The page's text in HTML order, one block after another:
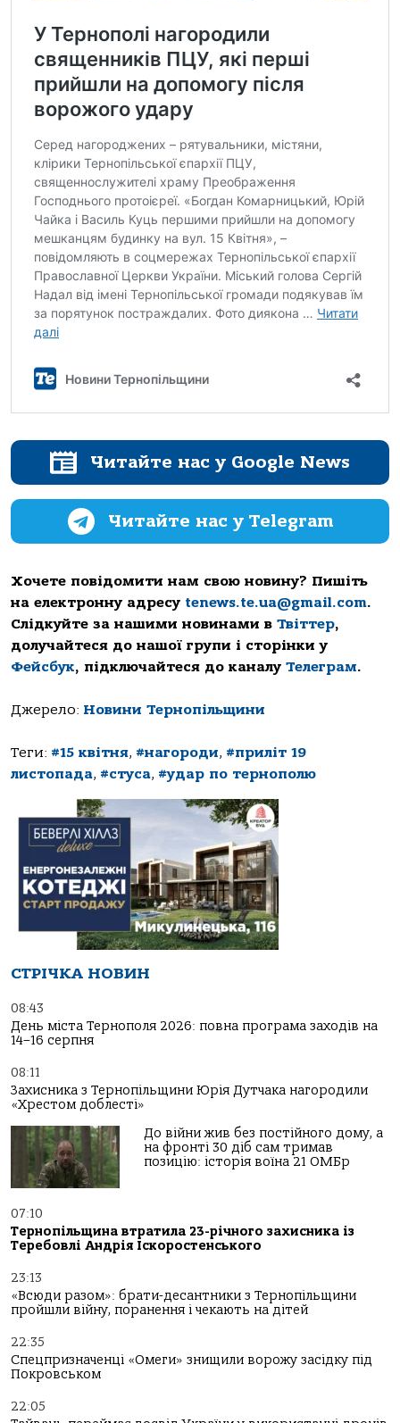
Читайте нас у Google News
Читайте нас у Telegram
Хочете повідомити нам свою новину? Пишіть
на електронну адресу tenews.te.ua@gmail.com.
Слідкуйте за нашими новинами в Твіттер,
долучайтеся до нашої групи і сторінки у
Фейсбук, підключайтеся до каналу Телеграм.
Джерело: Новини Тернопільщини
Теги: #15 квітня, #нагороди, #приліт 19
листопада, #стуса, #удар по тернополю
СТРІЧКА НОВИН
08:43
День міста Тернополя 2026: повна програма заходів на
14–16 серпня
08:11
Захисника з Тернопільщини Юрія Дутчака нагородили
«Хрестом доблесті»
До війни жив без постійного дому, а
на фронті 30 діб сам тримав
позицію: історія воїна 21 ОМБр
07:10
Тернопільщина втратила 23-річного захисника із
Теребовлі Андрія Іскоростенського
23:13
«Всюди разом»: брати-десантники з Тернопільщини
пройшли війну, поранення і чекають на дітей
22:35
Спецпризначенці «Омеги» знищили ворожу засідку під
Покровськом
22:05